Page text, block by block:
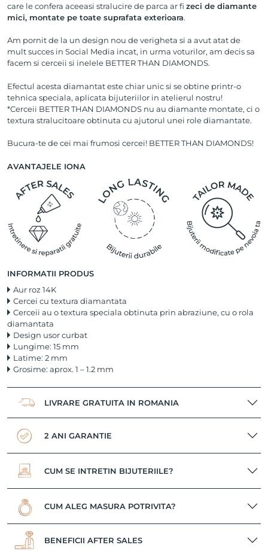
care le confera aceeasi stralucire de parca ar fi zeci de diamante
mici, montate pe toate suprafata exterioara.
Am pornit de la un design nou de verigheta si a avut atat de
mult succes in Social Media incat, in urma voturilor, am decis sa
facem si cerceii si inelele BETTER THAN DIAMONDS.
Efectul acesta diamantat este chiar unic si se obtine printr-o
tehnica speciala, aplicata bijuteriilor in atelierul nostru!
*Cerceii BETTER THAN DIAMONDS nu au diamante montate, ci o
textura stralucitoare obtinuta cu ajutorul unei role diamantate.
Bucura-te de cei mai frumosi cercei! BETTER THAN DIAMONDS!
AVANTAJELE IONA
INFORMATII PRODUS
Aur roz 14K
Cercei cu textura diamantata
Cerceii au o textura speciala obtinuta prin abraziune, cu o rola
diamantata
Design usor curbat
Lungime: 15 mm
Latime: 2 mm
Grosime: aprox. 1 – 1.2 mm
LIVRARE GRATUITA IN ROMANIA
2 ANI GARANTIE
CUM SE INTRETIN BIJUTERIILE?
CUM ALEG MASURA POTRIVITA?
BENEFICII AFTER SALES